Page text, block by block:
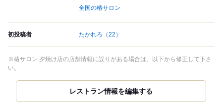
全国の椿サロン
初投稿者 たかれろ （22）
※椿サロン 夕焼け店の店舗情報に誤りがある場合は、以下から修正して下さ
い。
レストラン情報を編集する